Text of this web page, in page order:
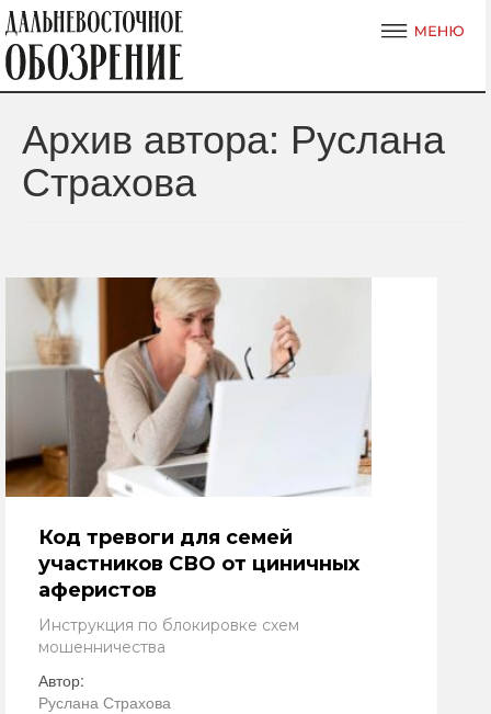
Архив автора: Руслана
Страхова
Код тревоги для семей
участников СВО от циничных
аферистов
Инструкция по блокировке схем
мошенничества
Автор:
Руслана Страхова